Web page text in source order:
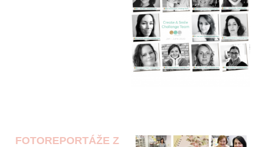
FOTOREPORTÁŽE Z